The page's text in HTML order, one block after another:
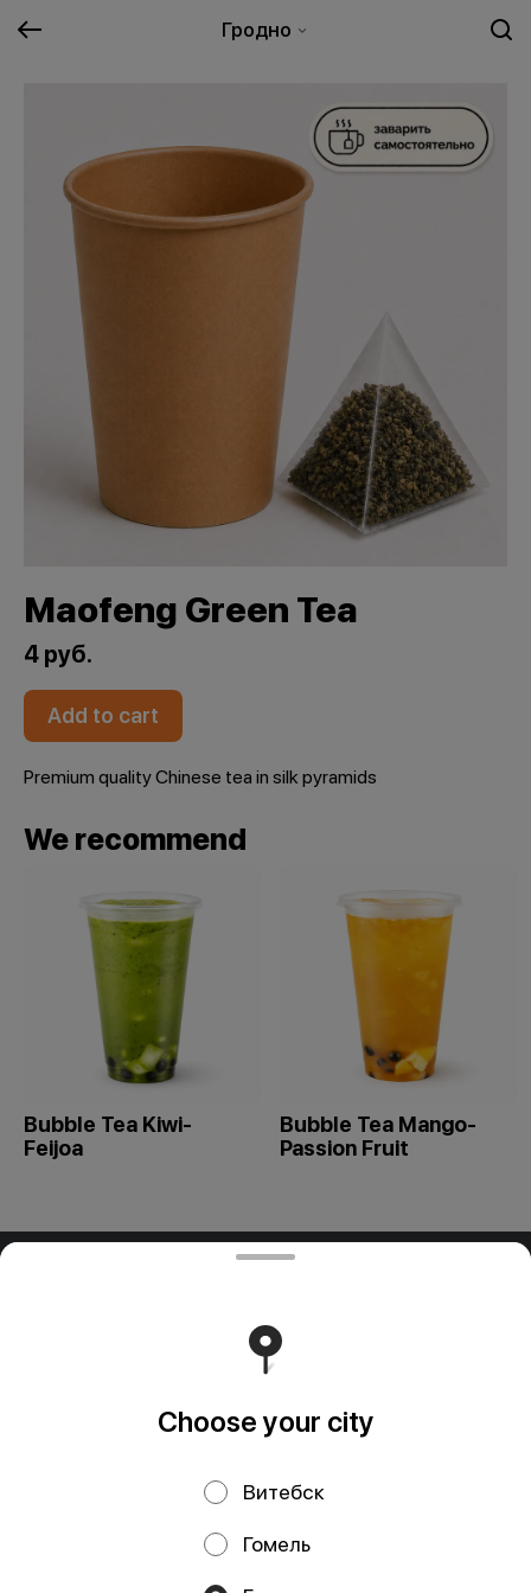
Гродно
Maofeng Green Tea
4 руб.
Add to cart
Premium quality Chinese tea in silk pyramids
We recommend
Bubble Tea Kiwi-
Feijoa
Bubble Tea Mango-
Passion Fruit
ООО "ПАДТАЙ-ГРУПП"
Свидетельство выдано Минским горисполкомом
03.12.2020 г. Интернет-магазин зарегистрирован в
Торговом реестре Республики Беларусь 18.01.2021г.
Файлы cookie
Choose your city
Витебск
Гомель